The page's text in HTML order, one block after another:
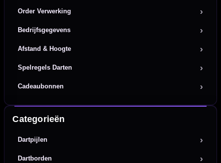
Order Verwerking
Bedrijfsgegevens
Afstand & Hoogte
Spelregels Darten
Cadeaubonnen
Categorieën
Dartpijlen
Dartborden